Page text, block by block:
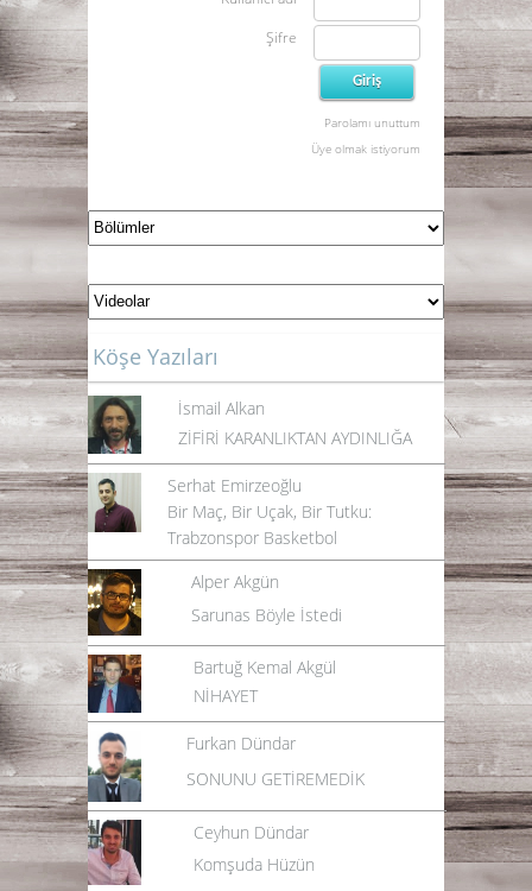
Şifre
Parolamı unuttum
Üye olmak istiyorum
Köşe Yazıları
İsmail Alkan
ZİFİRİ KARANLIKTAN AYDINLIĞA
Serhat Emirzeoğlu
Bir Maç, Bir Uçak, Bir Tutku:
Trabzonspor Basketbol
Alper Akgün
Sarunas Böyle İstedi
Bartuğ Kemal Akgül
NİHAYET
Furkan Dündar
SONUNU GETİREMEDİK
Ceyhun Dündar
Komşuda Hüzün